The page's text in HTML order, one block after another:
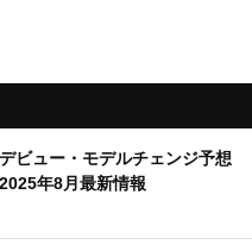
ビュー・モデルチェンジ予想
年8月最新情報